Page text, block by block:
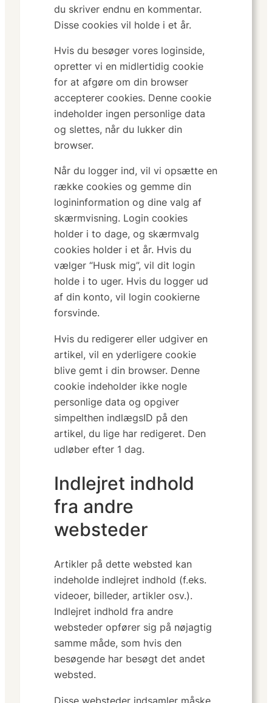
du skriver endnu en kommentar.
Disse cookies vil holde i et år.
Hvis du besøger vores loginside,
opretter vi en midlertidig cookie
for at afgøre om din browser
accepterer cookies. Denne cookie
indeholder ingen personlige data
og slettes, når du lukker din
browser.
Når du logger ind, vil vi opsætte en
række cookies og gemme din
logininformation og dine valg af
skærmvisning. Login cookies
holder i to dage, og skærmvalg
cookies holder i et år. Hvis du
vælger “Husk mig”, vil dit login
holde i to uger. Hvis du logger ud
af din konto, vil login cookierne
forsvinde.
Hvis du redigerer eller udgiver en
artikel, vil en yderligere cookie
blive gemt i din browser. Denne
cookie indeholder ikke nogle
personlige data og opgiver
simpelthen indlægsID på den
artikel, du lige har redigeret. Den
udløber efter 1 dag.
Indlejret indhold
fra andre
websteder
Artikler på dette websted kan
indeholde indlejret indhold (f.eks.
videoer, billeder, artikler osv.).
Indlejret indhold fra andre
websteder opfører sig på nøjagtig
samme måde, som hvis den
besøgende har besøgt det andet
websted.
Disse websteder indsamler måske